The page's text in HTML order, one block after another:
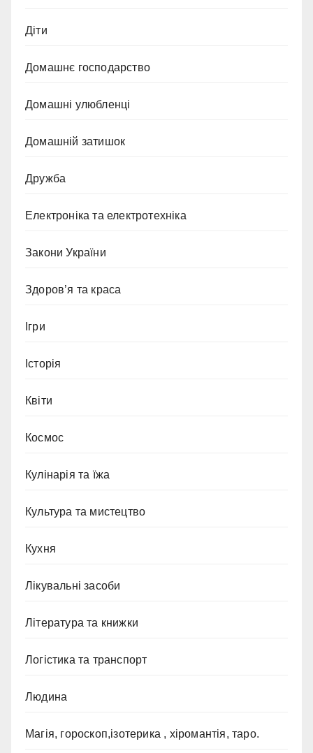
Діти
Домашнє господарство
Домашні улюбленці
Домашній затишок
Дружба
Електроніка та електротехніка
Закони України
Здоров’я та краса
Ігри
Історія
Квіти
Космос
Кулінарія та їжа
Культура та мистецтво
Кухня
Лікувальні засоби
Література та книжки
Логістика та транспорт
Людина
Магія, гороскоп,ізотерика , хіромантія, таро.